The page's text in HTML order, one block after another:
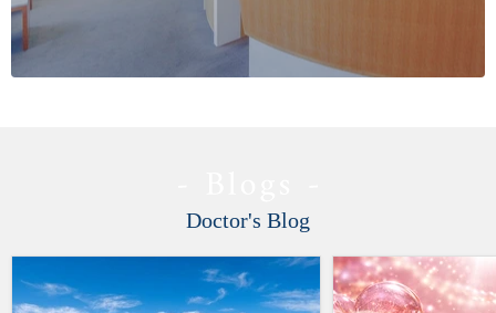
Doctor's Blog